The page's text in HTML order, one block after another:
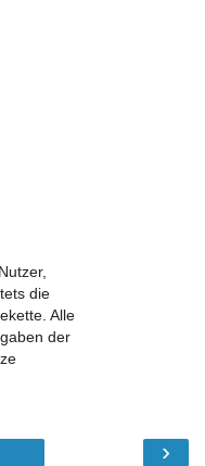
die
Alle
der
›